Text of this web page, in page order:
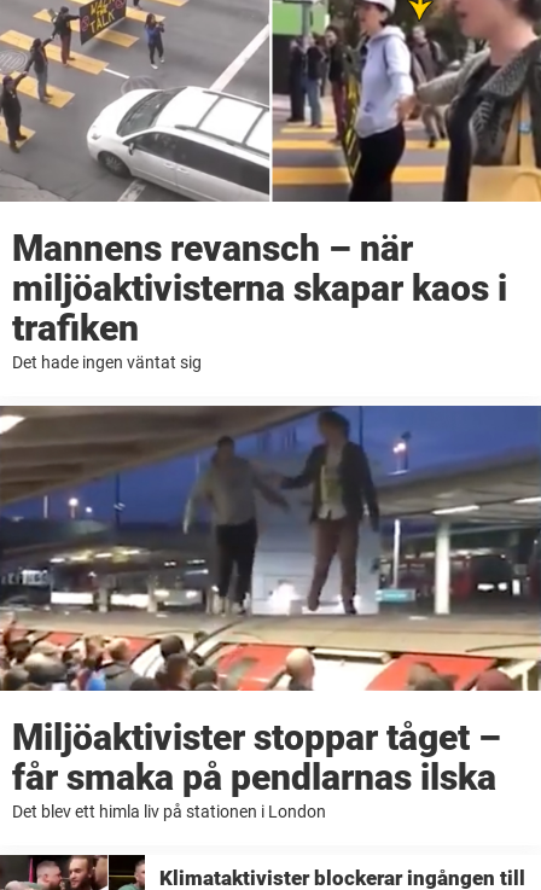
Mannens revansch – när
miljöaktivisterna skapar kaos i
trafiken
Det hade ingen väntat sig
Miljöaktivister stoppar tåget –
får smaka på pendlarnas ilska
Det blev ett himla liv på stationen i London
Klimataktivister blockerar ingången till